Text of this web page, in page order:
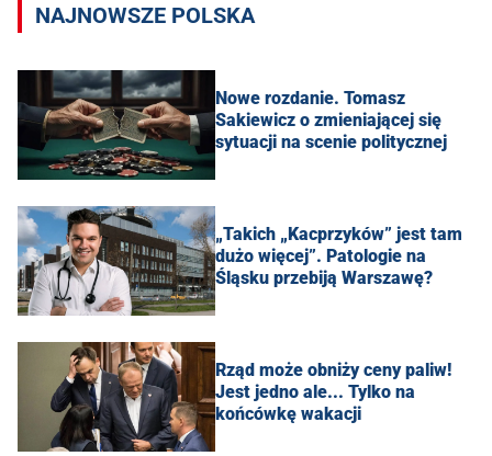
NAJNOWSZE POLSKA
Nowe rozdanie. Tomasz
Sakiewicz o zmieniającej się
sytuacji na scenie politycznej
„Takich „Kacprzyków” jest tam
dużo więcej”. Patologie na
Śląsku przebiją Warszawę?
Rząd może obniży ceny paliw!
Jest jedno ale... Tylko na
końcówkę wakacji